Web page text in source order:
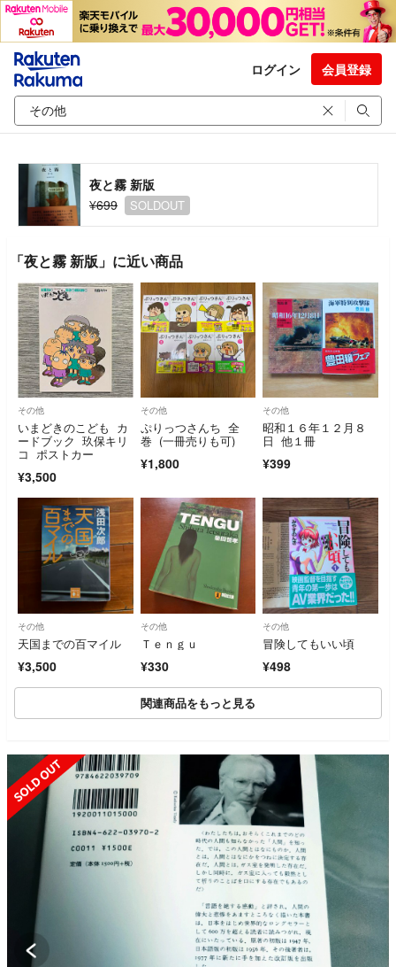
ログイン 会員登録
夜と霧 新版
¥699
SOLDOUT
「夜と霧 新版」に近い商品
その他
いまどきのこども カ
ードブック 玖保キリ
コ ポストカー
¥3,500
その他
ぷりっつさんち 全
巻 (一冊売りも可)
¥1,800
その他
昭和１６年１２月８
日 他１冊
¥399
その他
天国までの百マイル
¥3,500
その他
Ｔｅｎｇｕ
¥330
その他
冒険してもいい頃
¥498
関連商品をもっと見る
SOLD OUT